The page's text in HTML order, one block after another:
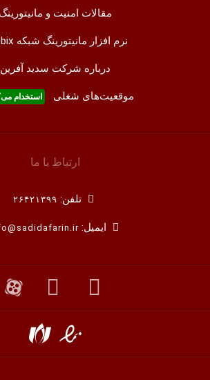
مقالات امنیت و مانیتورینگ
نرم افزار مانیتورینگ شبکه Zabbix
درباره شرکت سدید آفرین
موقعیت‌های شغلی استخدام ‌می‌کنیم
ارتباط با ما
تلفن:۲۶۴۲۱۳۹۹
ایمیل:info@sadidafarin.ir